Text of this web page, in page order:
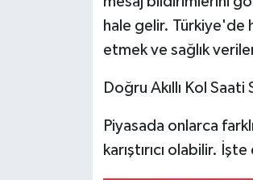
hale gelir. Türkiye'de
etmek ve sağlık
Doğru Akıllı Kol Saati
Piyasada onlarca
karıştırıcı olabilir.